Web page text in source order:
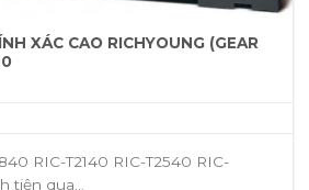
XÁC CAO RICHYOUNG (GEAR
RIC-T2140 RIC-T2540 RIC-
tiện qua...